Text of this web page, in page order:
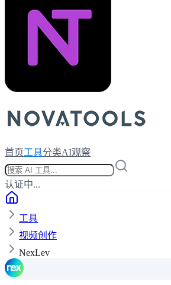
首页工具分类AI观察
认证中...
工具
视频创作
NexLev